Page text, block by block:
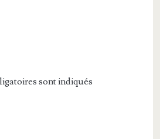
sont indiqués